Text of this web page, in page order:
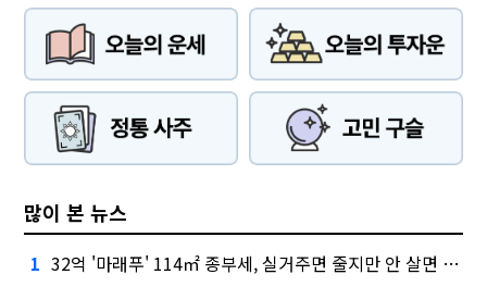
많이 본 뉴스
1 32억 '마래푸' 114㎡ 종부세, 실거주면 줄지만 안 살면 2.5배